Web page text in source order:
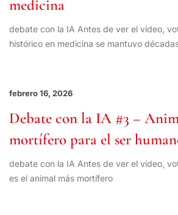
medicina
debate con la IA Antes de ver el vídeo,
histórico en medicina se mantuvo
febrero 16, 2026
Debate con la IA #3 –
mortífero para el ser
debate con la IA Antes de ver el vídeo,
es el animal más mortífero